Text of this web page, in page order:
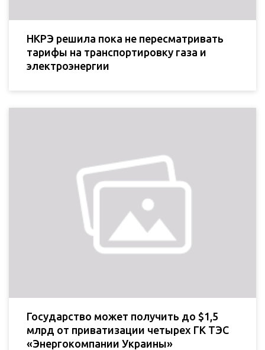
НКРЭ решила пока не пересматривать
тарифы на транспортировку газа и
электроэнергии
Государство может получить до $1,5
млрд от приватизации четырех ГК ТЭС
«Энергокомпании Украины»